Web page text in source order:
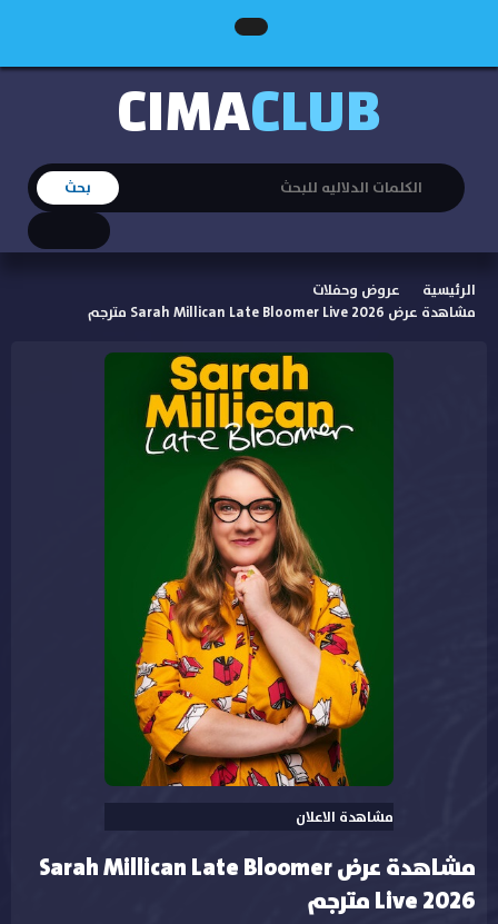
CIMACLUB
الرئيسية
عروض وحفلات
مشاهدة عرض Sarah Millican Late Bloomer Live 2026 مترجم
مشاهدة الاعلان
مشاهدة عرض Sarah Millican Late Bloomer
Live 2026 مترجم